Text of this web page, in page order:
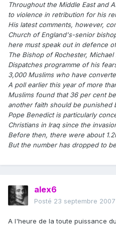
Throughout the Middle East and
to violence in retribution for his
His latest comments, however,
Church of England's-senior
here must speak out in defence
The Bishop of Rochester,
Dispatches programme of his
3,000 Muslims who have
A poll earlier this year of more
Muslims found that 36 per cent
another faith should be punished
Pope Benedict is particularly
Christians in Iraq since the
Before then, there were about
But the number has dropped to
alex6
Posté 23 septembre 2007
A l'heure de la toute puissance